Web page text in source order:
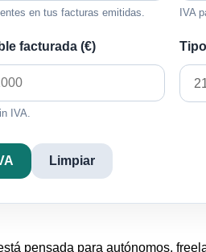
en tus facturas emitidas. IVA
facturada (€)
IVA.
Limpiar
pensada para autónomos,